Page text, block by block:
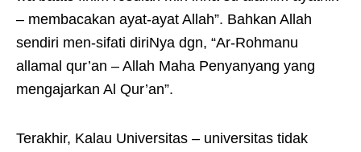
– membacakan ayat-ayat Allah”. Bahkan Allah
sendiri men-sifati diriNya dgn, “Ar-Rohmanu
allamal qur’an – Allah Maha Penyanyang yang
mengajarkan Al Qur’an”.
Terakhir, Kalau Universitas – universitas tidak